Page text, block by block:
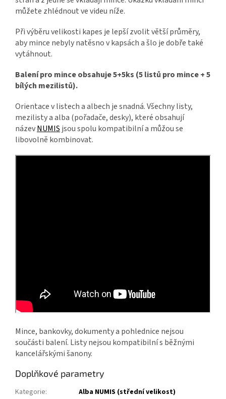
můžete zhlédnout ve videu níže.
Při výběru velikosti kapes je lepší zvolit větší průměry,
aby mince nebyly natěsno v kapsách a šlo je dobře také
vytáhnout.
Balení pro mince obsahuje 5+5ks (5 listů pro mince + 5
bílých mezilistů).
Orientace v listech a albech je snadná. Všechny listy,
mezilisty a alba (pořadače, desky), které obsahují
názevNUMIS jsou spolu kompatibilní a můžou se
libovolně kombinovat.
Mince, bankovky, dokumenty a pohlednice nejsou
součásti balení. Listy nejsou kompatibilní s běžnými
kancelářskými šanony.
Doplňkové parametry
Kategorie: Alba NUMIS (střední velikost)